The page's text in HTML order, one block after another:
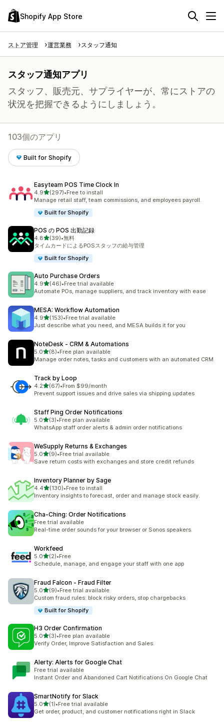
Shopify App Store
ストア管理 運営業務 スタッフ通知
スタッフ通知アプリ
スタッフ、販売元、サプライヤーが、常にストアの
状況を把握できるようにしましょう。
103個のアプリ
Built for Shopify
Easyteam POS Time Clock In
4.95つ星中
(297)
合計レビュー数：297件
•Free to install
Manage retail staff, team commissions, and employees payroll.
Built for Shopify
POS の POS 出勤記録
4.85つ星中
(39)
合計レビュー数：39件
•無料
タイムカードによるPOSスタッフの給与管理
Built for Shopify
Auto Purchase Orders
4.95つ星中
(46)
合計レビュー数：46件
•Free trial available
Automate POs, manage suppliers, and track inventory with ease
MESA: Workflow Automation
4.95つ星中
(153)
合計レビュー数：153件
•Free trial available
Just describe what you need, and MESA builds it for you
NoteDesk ‑ CRM & Automations
5.05つ星中
(8)
合計レビュー数：8件
•Free plan available
Manage order notes, tasks and customers with an automated CRM
Track by Loop
4.25つ星中
(67)
合計レビュー数：67件
•From $99/month
Prevent support issues and drive sales via shipping updates
Staff Ping Order Notifications
5.05つ星中
(3)
合計レビュー数：3件
•Free plan available
WhatsApp staff order alerts & admin order notifications
WeSupply Returns & Exchanges
5.05つ星中
(9)
合計レビュー数：9件
•Free trial available
Save return costs with exchanges and store credit refunds
Inventory Planner by Sage
4.45つ星中
(130)
合計レビュー数：130件
•Free to install
Inventory insights to forecast, order and manage stock easily.
Cha‑Ching: Order Notifications
Free trial available
Real-time order sounds for your browser or Sonos speakers.
Workfeed
5.05つ星中
(2)
合計レビュー数：2件
•Free
Schedule, manage, and engage your staff with one app
Fraud Falcon ‑ Fraud Filter
5.05つ星中
(9)
合計レビュー数：9件
•Free trial available
Custom fraud rules: block risky orders, stop chargebacks
Built for Shopify
H3 Order Confirmation
5.05つ星中
(3)
合計レビュー数：3件
•Free plan available
Verify Order, Improve Satisfaction and Sales.
Alerty: Alerts for Google Chat
Free trial available
Instant Order and Abandoned Cart Notifications On Google Chat
SmartNotify for Slack
5.05つ星中
(1)
合計レビュー数：1件
•Free trial available
Get order, product, and customer notifications right in Slack